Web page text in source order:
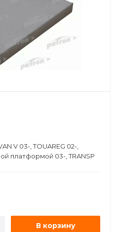
V 03-, TOUAREG 02-,
платформой 03-, TRANSP
В корзину